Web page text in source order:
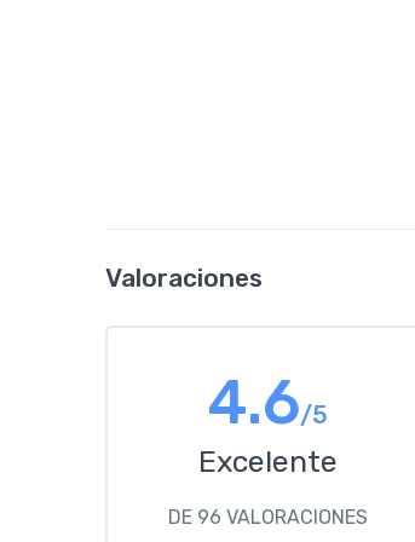
Valoraciones
4.6/5
Excelente
DE 96 VALORACIONES